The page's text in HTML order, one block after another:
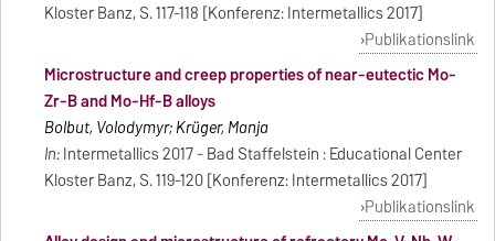
Kloster Banz, S. 117-118 [Konferenz: Intermetallics 2017]
Publikationslink
Microstructure and creep properties of near-eutectic Mo-
Zr-B and Mo-Hf-B alloys
Bolbut, Volodymyr; Krüger, Manja
In:Intermetallics 2017 - Bad Staffelstein : Educational Center
Kloster Banz, S. 119-120 [Konferenz: Intermetallics 2017]
Publikationslink